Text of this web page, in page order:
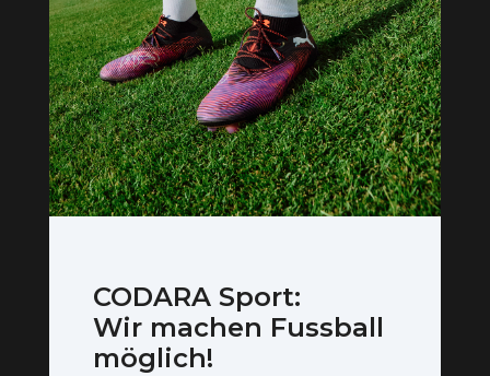
CODARA Sport:
Wir machen Fussball
möglich!